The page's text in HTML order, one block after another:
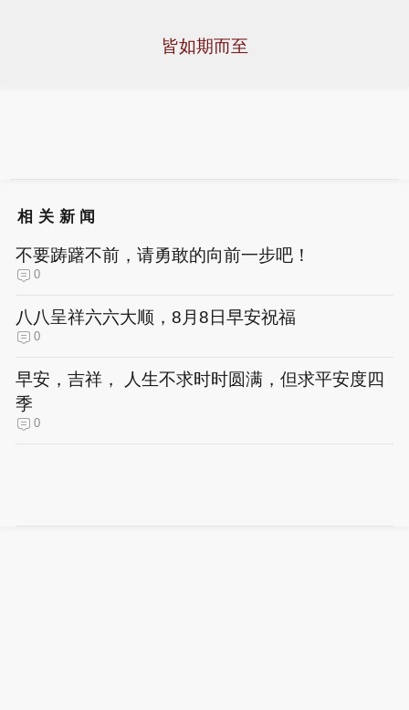
皆如期而至
相关新闻
不要踌躇不前，请勇敢的向前一步吧！
0
八八呈祥六六大顺，8月8日早安祝福
0
早安，吉祥， 人生不求时时圆满，但求平安度四
季
0